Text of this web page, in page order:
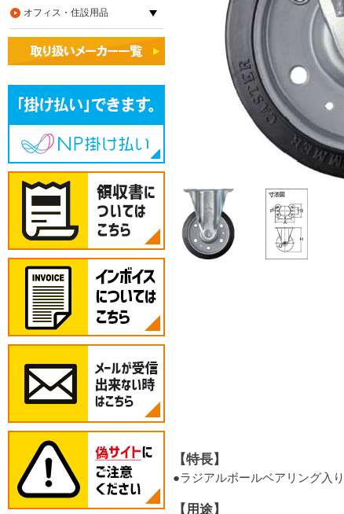
【特長】
●ラジアルボールベアリング入
【用途】
オフィス・住設用品